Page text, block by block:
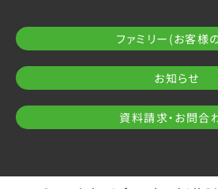
ファミリー(お客様
お知らせ
資料請求・お問合